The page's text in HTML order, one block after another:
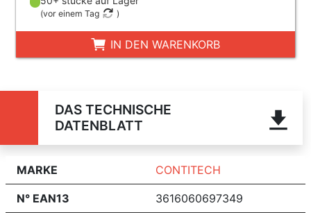
(vor einem Tag )
IN DEN WARENKORB
DAS TECHNISCHE
DATENBLATT
MARKE CONTITECH
N° EAN13 3616060697349